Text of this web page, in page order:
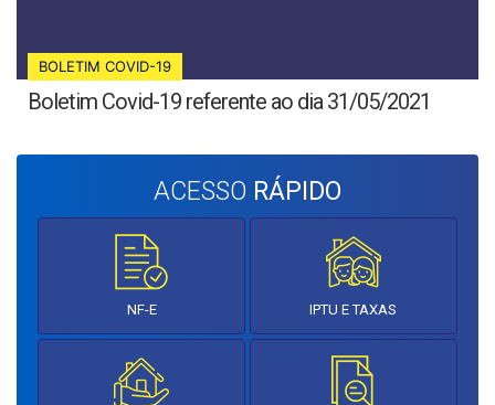
BOLETIM COVID-19
Boletim Covid-19 referente ao dia 31/05/2021
ACESSO RÁPIDO
NF-E IPTU E TAXAS